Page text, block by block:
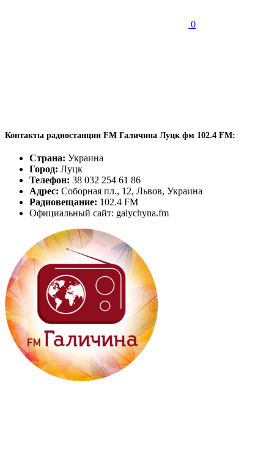
0
Контакты радиостанции FM Галичина Луцк фм 102.4 FM:
Страна: Украина
Город: Луцк
Телефон: 38 032 254 61 86
Адрес: Соборная пл., 12, Львов, Украина
Радиовещание: 102.4 FM
Официальный сайт: galychyna.fm